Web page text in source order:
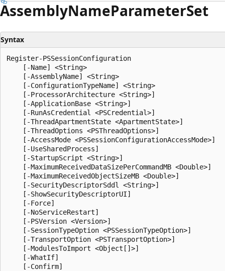
AssemblyNameParameterSet
Syntax
Register-PSSessionConfiguration
    [-Name] <String>
    [-AssemblyName] <String>
    [-ConfigurationTypeName] <String>
    [-ProcessorArchitecture <String>]
    [-ApplicationBase <String>]
    [-RunAsCredential <PSCredential>]
    [-ThreadApartmentState <ApartmentState>]
    [-ThreadOptions <PSThreadOptions>]
    [-AccessMode <PSSessionConfigurationAccessMode>]
    [-UseSharedProcess]
    [-StartupScript <String>]
    [-MaximumReceivedDataSizePerCommandMB <Double>]
    [-MaximumReceivedObjectSizeMB <Double>]
    [-SecurityDescriptorSddl <String>]
    [-ShowSecurityDescriptorUI]
    [-Force]
    [-NoServiceRestart]
    [-PSVersion <Version>]
    [-SessionTypeOption <PSSessionTypeOption>]
    [-TransportOption <PSTransportOption>]
    [-ModulesToImport <Object[]>]
    [-WhatIf]
    [-Confirm]